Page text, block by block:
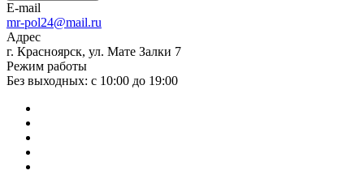
E-mail
mr-pol24@mail.ru
Адрес
г. Красноярск, ул. Мате Залки 7
Режим работы
Без выходных: с 10:00 до 19:00